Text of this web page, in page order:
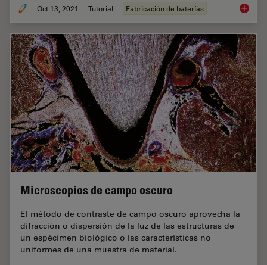
Oct 13, 2021 Tutorial Fabricación de baterías Cross
Microscopios de campo oscuro
El método de contraste de campo oscuro aprovecha la
difracción o dispersión de la luz de las estructuras de
un espécimen biológico o las características no
uniformes de una muestra de material.